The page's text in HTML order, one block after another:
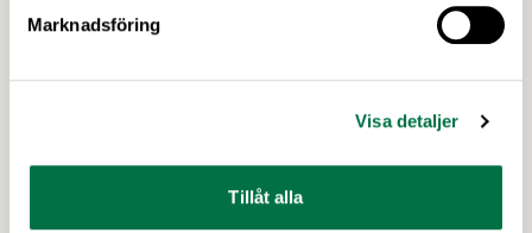
Marknadsföring
Visa detaljer
Tillåt alla
livsmedelskedjan – från primärproduktion till
dagligvaruhandeln och konsumenten.
Livsmedelsindustrin i Sverige ska bidra till att
för hållbar utveckling.